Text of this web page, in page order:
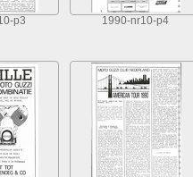
p3 1990-nr10-p4